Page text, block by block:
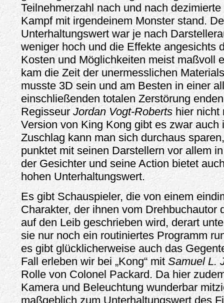
Teilnehmerzahl nach und nach
Kampf mit irgendeinem Monster stand.
Unterhaltungswert war je nach
weniger hoch und die Effekte angesichts
Kosten und Möglichkeiten meist maßvoll
kam die Zeit der unermesslichen
musste 3D sein und am Besten in einer
einschließenden totalen Zerstörung
Regisseur Jordan Vogt-Roberts hier nicht
Version von King Kong gibt es zwar auch
Zuschlag kann man sich durchaus
punktet mit seinen Darstellern vor allem
der Gesichter und seine Action bietet
hohen Unterhaltungswert.
Es gibt Schauspieler, die von einem
Charakter, der ihnen vom Drehbuchautor
auf den Leib geschrieben wird, derart
sie nur noch ein routiniertes Programm
es gibt glücklicherweise auch das
Fall erleben wir bei „Kong“ mit Samuel L.
Rolle von Colonel Packard. Da hier
Kamera und Beleuchtung wunderbar
maßgeblich zum Unterhaltungswert des